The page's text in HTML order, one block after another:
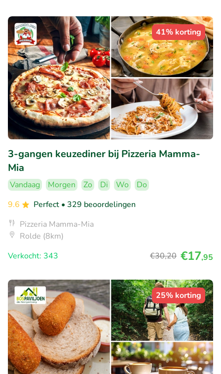
41% korting
3-gangen keuzediner bij Pizzeria Mamma-
Mia
Vandaag Morgen Zo Di Wo
Do
9.6
Perfect • 329 beoordelingen
Pizzeria Mamma-Mia
Rolde (8km)
Verkocht: 343
€30,20 €17,95
25% korting